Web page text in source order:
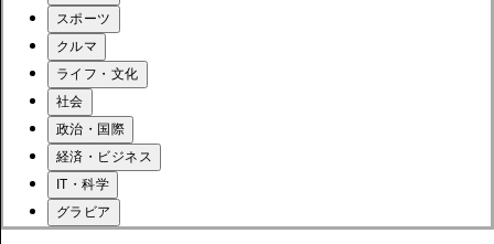
スポーツ
クルマ
ライフ・文化
社会
政治・国際
経済・ビジネス
IT・科学
グラビア